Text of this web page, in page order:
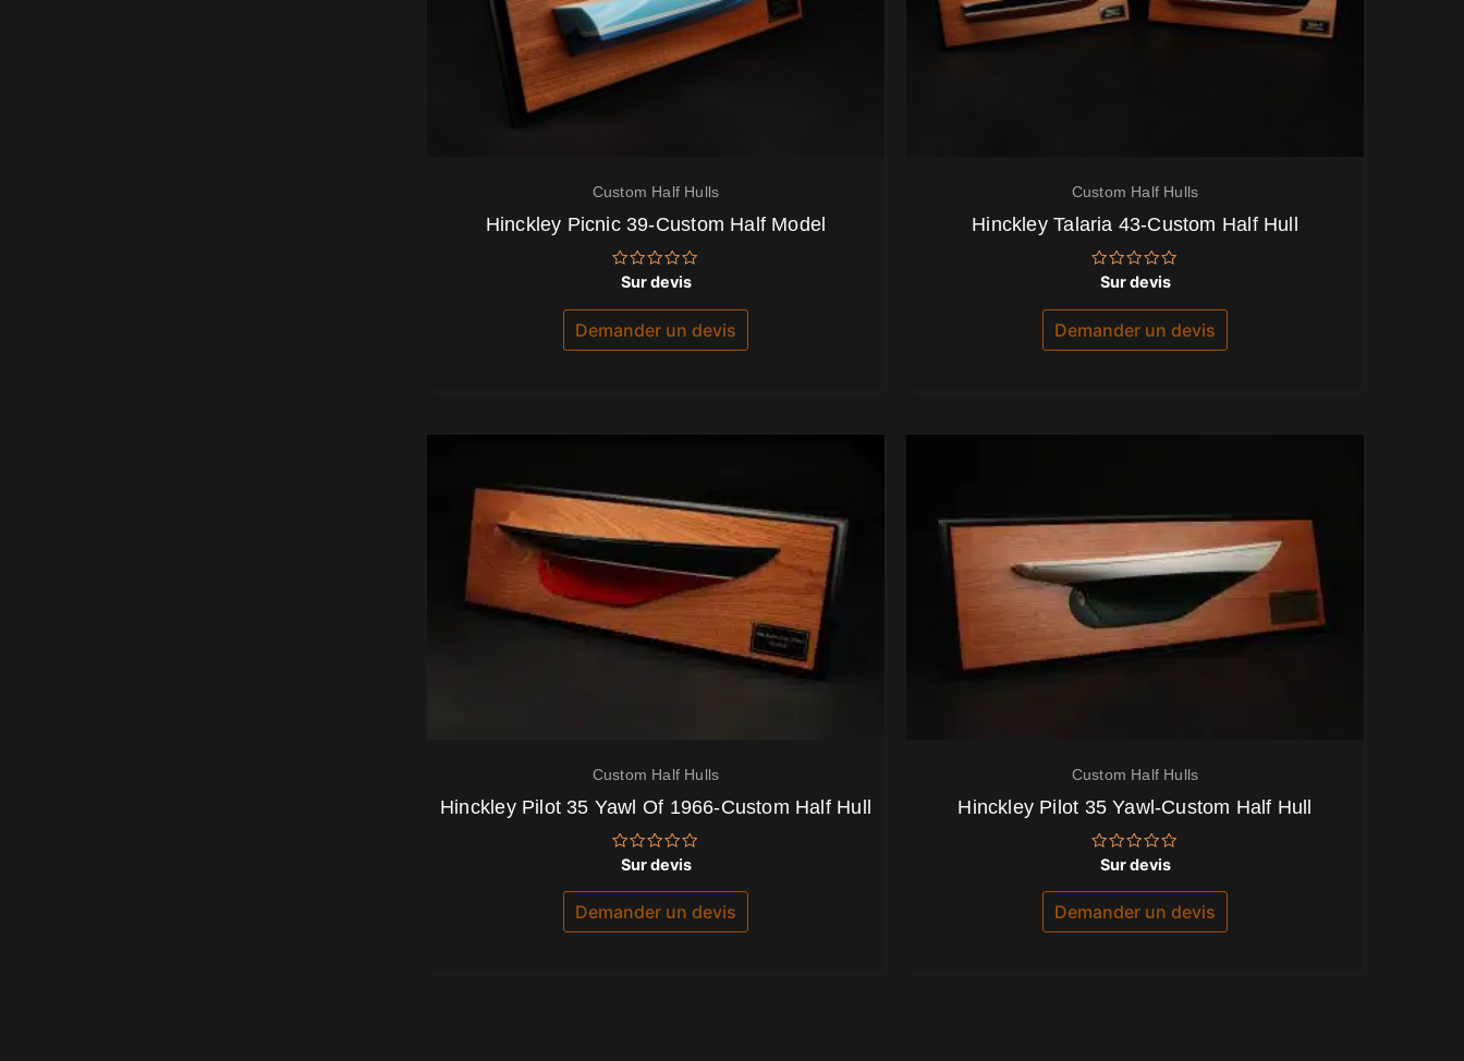
Custom Half Hulls
Hinckley Picnic 39-Custom Half Model
Note
sur
Sur devis
Demander un devis
Custom Half Hulls
Hinckley Talaria 43-Custom Half Hull
Note
sur
Sur devis
Demander un devis
Custom Half Hulls
Hinckley Pilot 35 Yawl Of 1966-Custom Half Hull
Note
sur
Sur devis
Demander un devis
Custom Half Hulls
Hinckley Pilot 35 Yawl-Custom Half Hull
Note
sur
Sur devis
Demander un devis